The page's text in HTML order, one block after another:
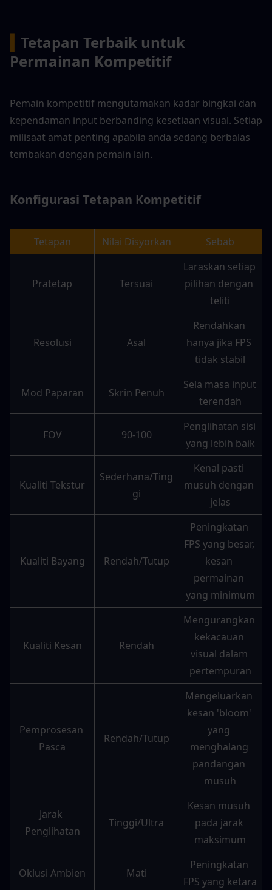
Tetapan Terbaik untuk
Permainan Kompetitif
Pemain kompetitif mengutamakan kadar bingkai dan
kependaman input berbanding kesetiaan visual. Setiap
milisaat amat penting apabila anda sedang berbalas
tembakan dengan pemain lain.
Konfigurasi Tetapan Kompetitif
Tetapan Nilai Disyorkan Sebab
Pratetap Tersuai
Laraskan setiap
pilihan dengan
teliti
Resolusi Asal
Rendahkan
hanya jika FPS
tidak stabil
Mod Paparan Skrin Penuh
Sela masa input
terendah
FOV 90-100
Penglihatan sisi
yang lebih baik
Kualiti Tekstur
Sederhana/Ting
gi
Kenal pasti
musuh dengan
jelas
Kualiti Bayang Rendah/Tutup
Peningkatan
FPS yang besar,
kesan
permainan
yang minimum
Kualiti Kesan Rendah
Mengurangkan
kekacauan
visual dalam
pertempuran
Pemprosesan
Pasca
Rendah/Tutup
Mengeluarkan
kesan 'bloom'
yang
menghalang
pandangan
musuh
Jarak
Penglihatan
Tinggi/Ultra
Kesan musuh
pada jarak
maksimum
Oklusi Ambien Mati
Peningkatan
FPS yang ketara